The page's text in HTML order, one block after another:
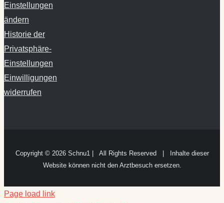
Einstellungen
ändern
Historie der
Privatsphäre-
Einstellungen
Einwilligungen
widerrufen
Copyright © 2026 Schnu1 | All Rights Reserved | Inhalte dieser
Website können nicht den Arztbesuch ersetzen.
Page load link